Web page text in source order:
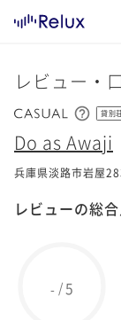
レビュー・
貸別
Do as Awaji
兵庫県淡路市岩屋
レビューの総
- /5